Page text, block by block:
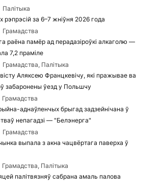
Палітыка
рэпрэсій за 6–7 жніўня 2026 года
Грамадства
раёна памёр ад перадазіроўкі алкаголю —
7,2 праміле
Грамадства, Палітыка
Аляксею Францкевічу, які пражывае ва
забаронены ўезд у Польшчу
Грамадства
аднаўленчых брыгад задзейнічана ў
непагадзі — "Белэнерга"
Грамадства
выпала з акна чацвёртага паверха ў
Грамадства, Палітыка
палітвязняў сабрана амаль палова